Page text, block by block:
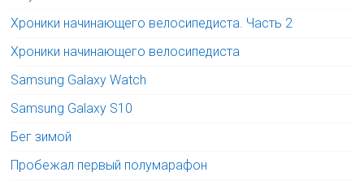
Хроники начинающего велосипедиста. Часть 2
Хроники начинающего велосипедиста
Samsung Galaxy Watch
Samsung Galaxy S10
Бег зимой
Пробежал первый полумарафон